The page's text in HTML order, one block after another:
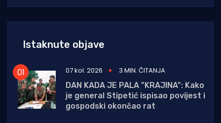
Istaknute objave
07 kol. 2026
3 MIN. ČITANJA
DAN KADA JE PALA "KRAJINA": Kako
je general Stipetić ispisao povijest i
gospodski okončao rat